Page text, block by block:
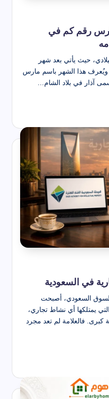
رقم كم في
حيث يأتي بعد شهر
ويُعرف هذا الشهر باسم مارس
آذار في بلاد الشام…
في السعودية
السعودي، أصبحت
يمتلكها أي نشاط تجاري،
فالعلامة لم تعد مجرد